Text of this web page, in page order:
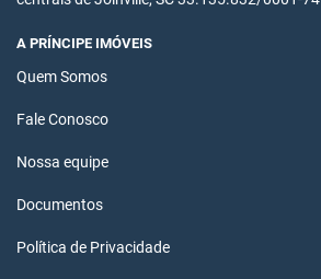
A PRÍNCIPE IMÓVEIS
Quem Somos
Fale Conosco
Nossa equipe
Documentos
Política de Privacidade